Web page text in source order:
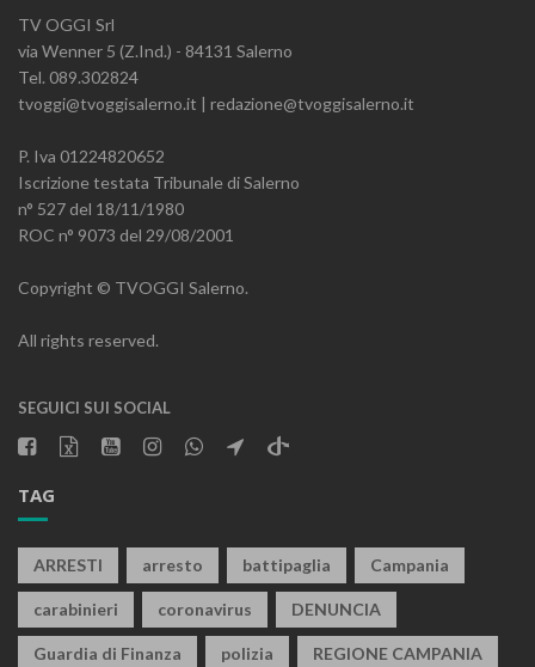
TV OGGI Srl
via Wenner 5 (Z.Ind.) - 84131 Salerno
Tel. 089.302824
tvoggi@tvoggisalerno.it | redazione@tvoggisalerno.it
P. Iva 01224820652
Iscrizione testata Tribunale di Salerno
n° 527 del 18/11/1980
ROC n° 9073 del 29/08/2001
Copyright © TVOGGI Salerno.
All rights reserved.
SEGUICI SUI SOCIAL
TAG
ARRESTI arresto battipaglia Campania
carabinieri coronavirus DENUNCIA
Guardia di Finanza polizia REGIONE CAMPANIA